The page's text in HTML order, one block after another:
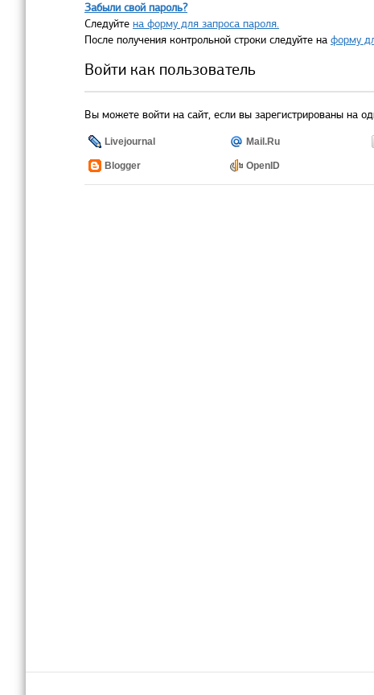
Забыли свой пароль?
Следуйте на форму для запроса пароля.
После получения контрольной строки следуйте на форму
Войти как пользователь
Вы можете войти на сайт, если вы зарегистрированы на
Livejournal Mail.Ru
Blogger OpenID